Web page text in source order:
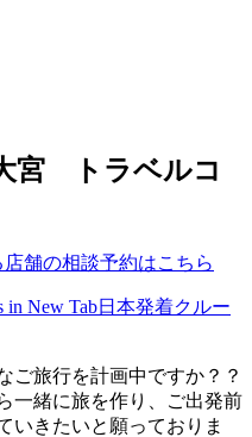
宮 トラベルコ
舗の相談予約はこちら
in New Tab日本発着クルー
ご旅行を計画中ですか？？
一緒に旅を作り、ご出発前
いきたいと願っておりま